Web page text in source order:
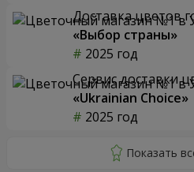
Доставка цветов
«Выбор страны»
2025 год
Сервис доставки
«Ukrainian Choice»
2025 год